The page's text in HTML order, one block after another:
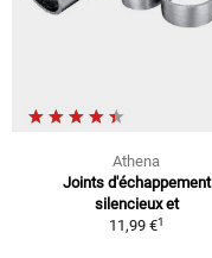
Athena
Joints d'échappement
silencieux et
11,99 €1